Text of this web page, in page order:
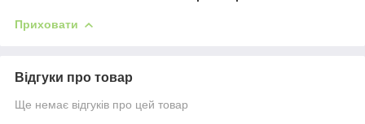
Приховати
Відгуки про товар
Ще немає відгуків про цей товар